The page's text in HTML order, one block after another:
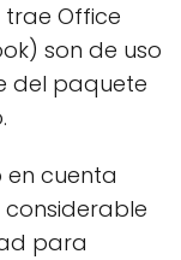
Office
son de uso
del paquete
en cuenta
para